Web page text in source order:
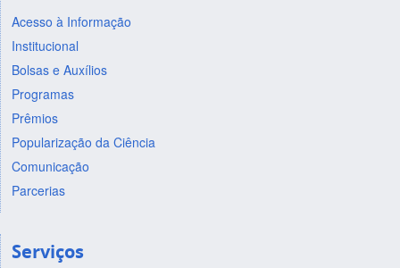
Acesso à Informação
Institucional
Bolsas e Auxílios
Programas
Prêmios
Popularização da Ciência
Comunicação
Parcerias
Serviços